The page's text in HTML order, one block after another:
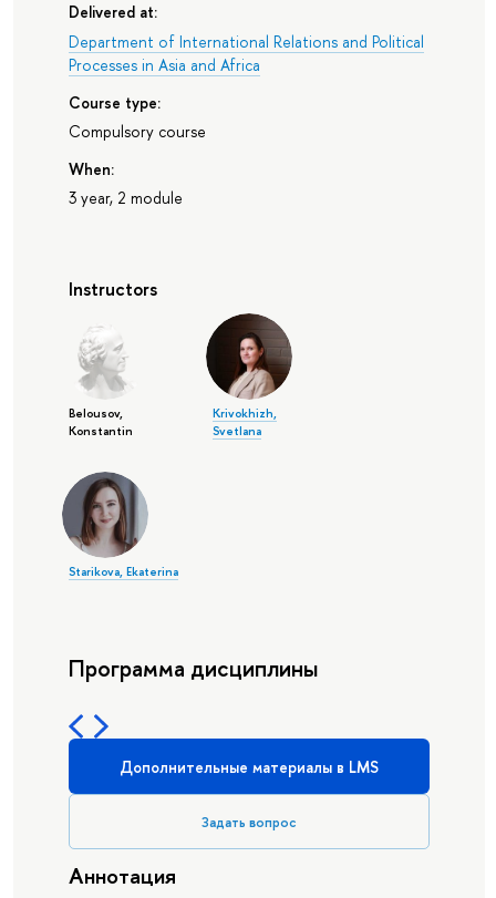
Delivered at:
Department of International Relations and Political
Processes in Asia and Africa
Course type:
Compulsory course
When:
3 year, 2 module
Instructors
Belousov,
Konstantin
Krivokhizh,
Svetlana
Starikova, Ekaterina
Программа дисциплины
Дополнительные материалы в LMS
Задать вопрос
Аннотация